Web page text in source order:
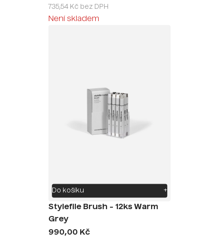
735,54 Kč bez DPH
Není skladem
Do košíku +
Stylefile Brush - 12ks Warm
Grey
990,00 Kč